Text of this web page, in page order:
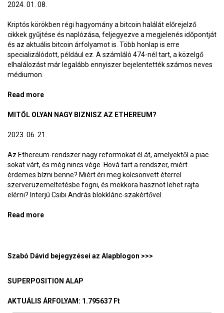
2024. 01. 08.
Kriptós körökben régi hagyomány a bitcoin halálát előrejelző
cikkek gyűjtése és naplózása, feljegyezve a megjelenés időpontját
és az aktuális bitcoin árfolyamot is. Több honlap is erre
specializálódott, például ez. A számláló 474-nél tart, a közelgő
elhalálozást már legalább ennyiszer bejelentették számos neves
médiumon.
Read more
MITŐL OLYAN NAGY BIZNISZ AZ ETHEREUM?
2023. 06. 21.
Az Ethereum-rendszer nagy reformokat él át, amelyektől a piac
sokat várt, és még nincs vége. Hová tart a rendszer, miért
érdemes bízni benne? Miért éri meg kölcsönvett éterrel
szerverüzemeltetésbe fogni, és mekkora hasznot lehet rajta
elérni? Interjú Csibi András blokklánc-szakértővel.
Read more
Szabó Dávid bejegyzései az Alapblogon >>>
SUPERPOSITION ALAP
AKTUÁLIS ÁRFOLYAM : 1.795637 Ft